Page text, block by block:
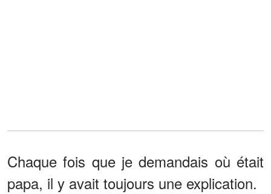
Chaque fois que je demandais où était
papa, il y avait toujours une explication.